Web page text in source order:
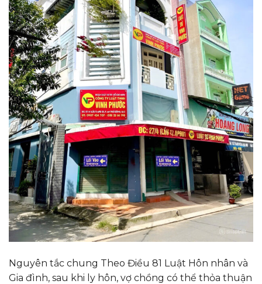
Nguyên tắc chung Theo Điều 81 Luật Hôn nhân và
Gia đình, sau khi ly hôn, vợ chồng có thể thỏa thuận